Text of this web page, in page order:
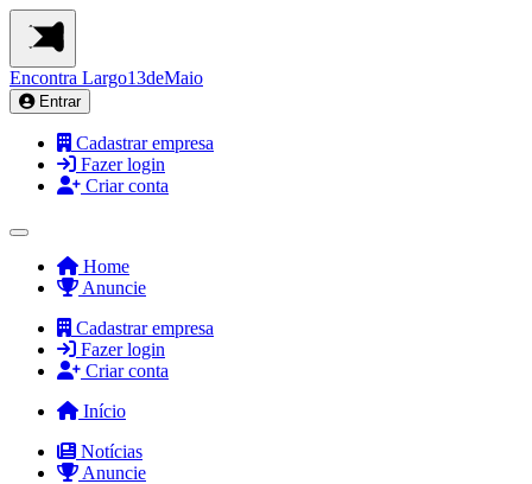
Encontra Largo13deMaio
Entrar
Cadastrar empresa
Fazer login
Criar conta
Home
Anuncie
Cadastrar empresa
Fazer login
Criar conta
Início
Notícias
Anuncie